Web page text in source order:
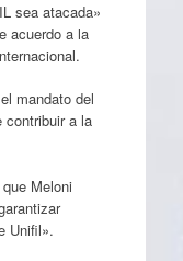
sea atacada»
acuerdo a la
mandato del
contribuir a la
Meloni
Unifil».